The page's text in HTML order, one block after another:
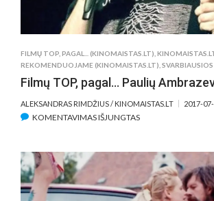
FILMŲ TOP, PAGAL... (KINOMAISTAS.LT)
REKOMENDUOJAME (KINOMAISTAS.LT)
Filmų TOP, pagal… Paulių
ALEKSANDRAS RIMDŽIUS / KINOMAISTAS.LT 2017-
KOMENTAVIMAS IŠJUNGTASĮRAŠE
PAGAL…
PAULIŲ
AMBRAZEVIČIŲ